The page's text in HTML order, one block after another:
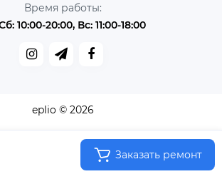
Заказать ремонт
Время работы:
10:00-20:00, Вс: 11:00-18:00
eplio © 2026